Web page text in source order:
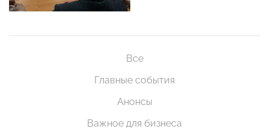
Все
Главные события
Анонсы
Важное для бизнеса